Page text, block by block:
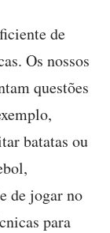
de
Os nossos
questões
batatas ou
de jogar no
para